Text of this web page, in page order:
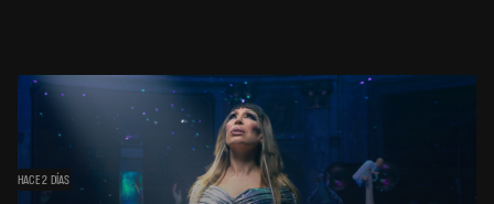
HACE 2 DÍAS